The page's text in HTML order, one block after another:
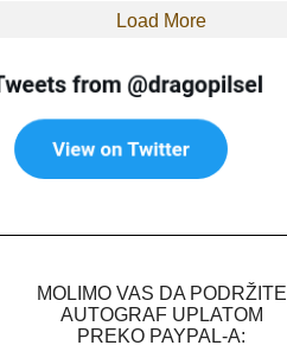
Load More
MOLIMO VAS DA PODRŽITE
AUTOGRAF UPLATOM
PREKO PAYPAL-A: